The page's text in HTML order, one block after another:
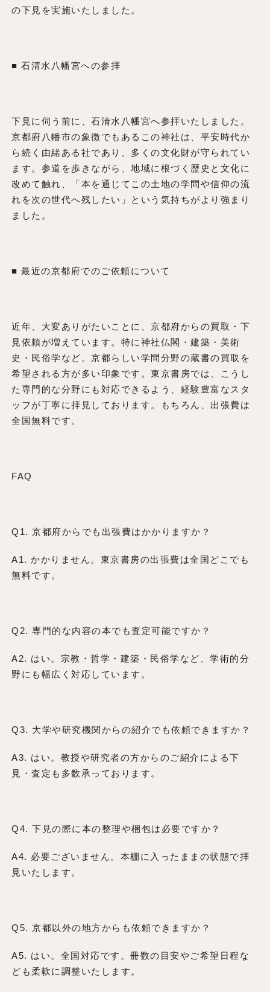
の下見を実施いたしました。
■ 石清水八幡宮への参拝
下見に伺う前に、石清水八幡宮へ参拝いたしました。
京都府八幡市の象徴でもあるこの神社は、平安時代か
ら続く由緒ある社であり、多くの文化財が守られてい
ます。参道を歩きながら、地域に根づく歴史と文化に
改めて触れ、「本を通じてこの土地の学問や信仰の流
れを次の世代へ残したい」という気持ちがより強まり
ました。
■ 最近の京都府でのご依頼について
近年、大変ありがたいことに、京都府からの買取・下
見依頼が増えています。特に神社仏閣・建築・美術
史・民俗学など。京都らしい学問分野の蔵書の買取を
希望される方が多い印象です。東京書房では、こうし
た専門的な分野にも対応できるよう、経験豊富なスタ
ッフが丁寧に拝見しております。もちろん、出張費は
全国無料です。
FAQ
Q1. 京都府からでも出張費はかかりますか？
A1. かかりません。東京書房の出張費は全国どこでも
無料です。
Q2. 専門的な内容の本でも査定可能ですか？
A2. はい。宗教・哲学・建築・民俗学など、学術的分
野にも幅広く対応しています。
Q3. 大学や研究機関からの紹介でも依頼できますか？
A3. はい。教授や研究者の方からのご紹介による下
見・査定も多数承っております。
Q4. 下見の際に本の整理や梱包は必要ですか？
A4. 必要ございません。本棚に入ったままの状態で拝
見いたします。
Q5. 京都以外の地方からも依頼できますか？
A5. はい。全国対応です。冊数の目安やご希望日程な
ども柔軟に調整いたします。